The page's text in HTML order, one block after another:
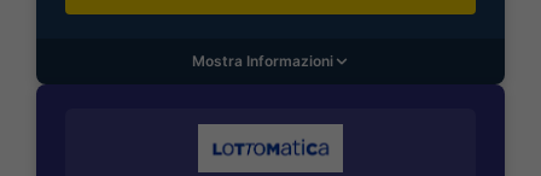
Mostra Informazioni